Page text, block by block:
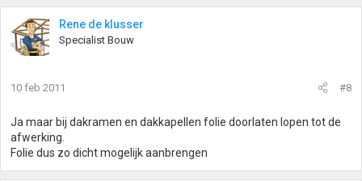
Rene de klusser
Specialist Bouw
10 feb 2011 #8
Ja maar bij dakramen en dakkapellen folie doorlaten lopen tot de
afwerking.
Folie dus zo dicht mogelijk aanbrengen